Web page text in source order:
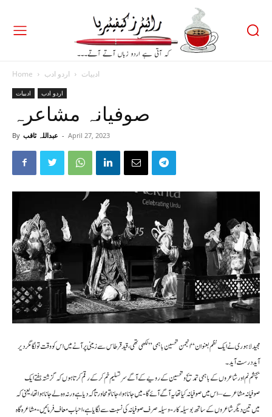
Home ادبیات اردو ادب
ادبیات اردو ادب
صوفیانہ مشاعرہ
By عبداللہ ثاقب - April 27, 2023
مجید لاہوری نے ایک نظم بعنوان “انجمن تحسین باہمی” لکھی تھی ، قید قرطاس سے زمینی پر آنے میں اس کو وقت تو لگا مگر دیر
آید درست آید ۔
بچشم نم اور شاعروں کے باہمی تمدیح و تحسین کے رویے کے آگے سر تسلیم خم کرکے رقم کرتا ہوں کہ گزشتہ ہفتے ایک
صوفیانہ مشاعرے – اس میں صوفیانہ کیا تھا یہ آگے آئے گا- میں جانا ہوا ، جانا تو محاورتاً کہ دیا ہے ورنہ وہ لے جانا ہوا تھا ، یعنی کہ
میں تین دیگر شاعروں کے ساتھ بوسیلہ کار -وسیلہ صرف صوفیانہ کی نسبت سے لگایا ہے ، احباب معاف فرمائیں- مشاعرہ گاہ